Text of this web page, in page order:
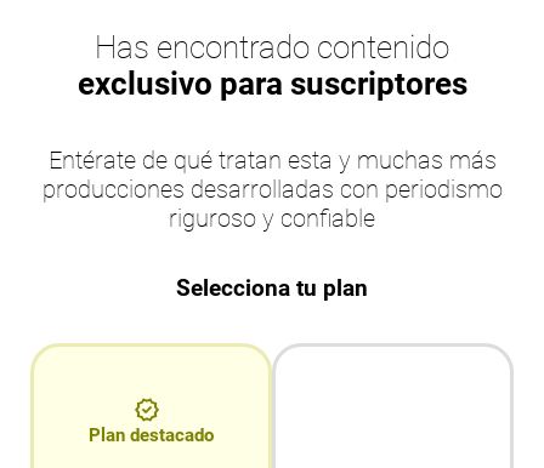
Has encontrado contenido
exclusivo para suscriptores
Entérate de qué tratan esta y muchas más
producciones desarrolladas con periodismo
riguroso y confiable
Selecciona tu plan
Plan destacado